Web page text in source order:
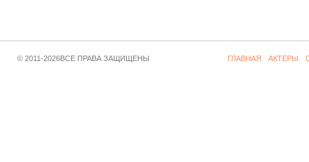
© 2011-2026ВСЕ ПРАВА ЗАЩИЩЕНЫ ГЛАВНАЯ АКТЕРЫ